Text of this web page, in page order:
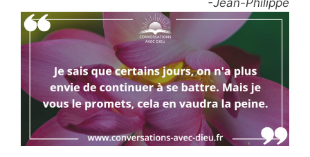
-Jean-Philippe